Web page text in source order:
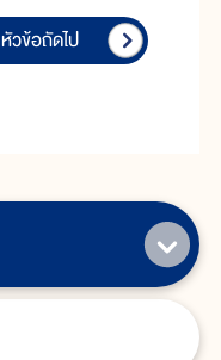
หัวข้อถัดไป